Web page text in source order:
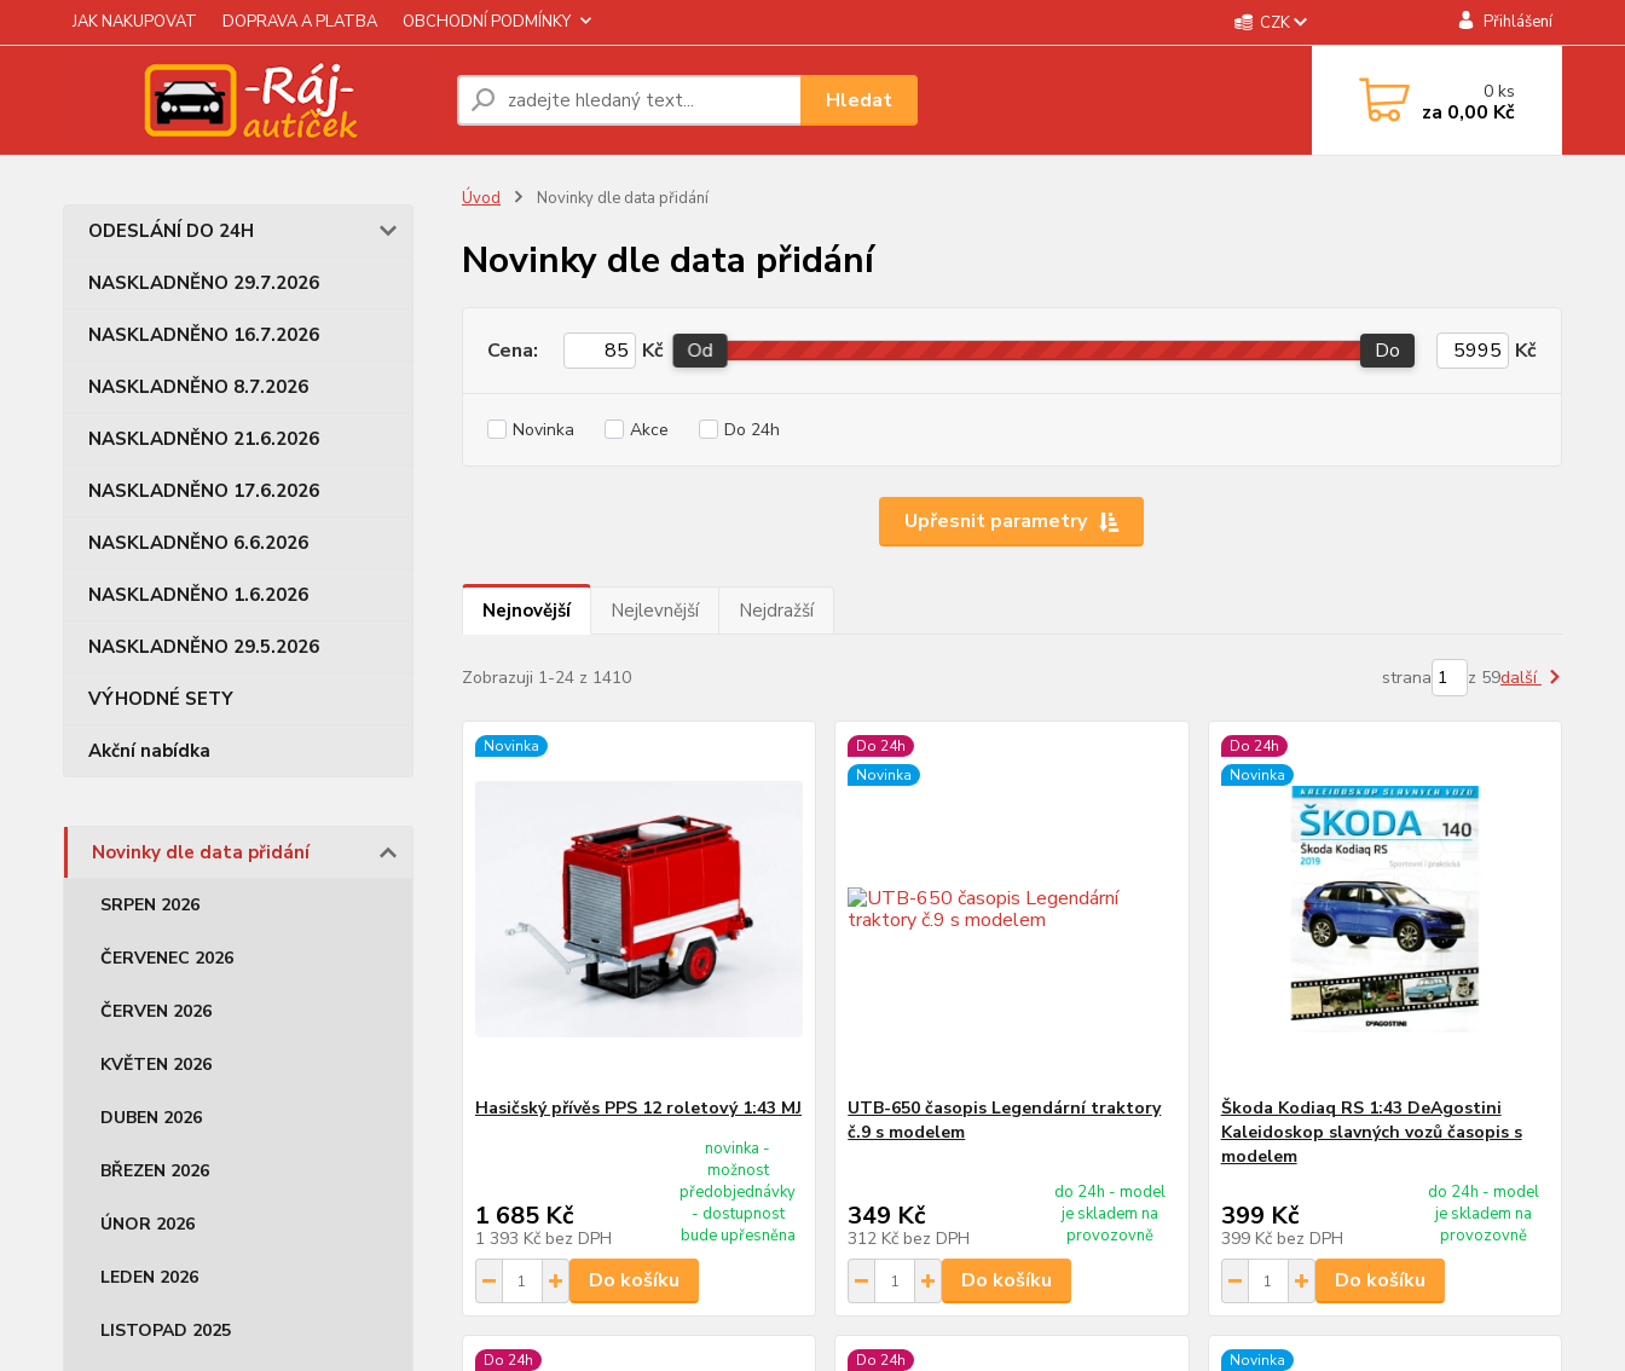
JAK NAKUPOVAT DOPRAVA A PLATBA OBCHODNÍ PODMÍNKY CZK Přihlášení
Hledat 0ks
za 0,00 Kč
ODESLÁNÍ DO 24H
NASKLADNĚNO 29.7.2026
NASKLADNĚNO 16.7.2026
NASKLADNĚNO 8.7.2026
NASKLADNĚNO 21.6.2026
NASKLADNĚNO 17.6.2026
NASKLADNĚNO 6.6.2026
NASKLADNĚNO 1.6.2026
NASKLADNĚNO 29.5.2026
VÝHODNÉ SETY
Akční nabídka
Novinky dle data přidání
SRPEN 2026
ČERVENEC 2026
ČERVEN 2026
KVĚTEN 2026
DUBEN 2026
BŘEZEN 2026
ÚNOR 2026
LEDEN 2026
LISTOPAD 2025
Úvod Novinky dle data přidání
Novinky dle data přidání
Upřesnit parametry
Cena: Kč Od Do Kč
Novinka Akce Do 24h
Nejnovější Nejlevnější Nejdražší
Zobrazuji 1-24 z 1410 strana z 59další
Novinka
Hasičský přívěs PPS 12 roletový 1:43 MJ
1 685 Kč
1 393 Kč bez DPH
novinka -
možnost
předobjednávky
- dostupnost
bude upřesněna
Do košíku
Do 24h
Novinka
UTB-650 časopis Legendární traktory
č.9 s modelem
349 Kč
312 Kč bez DPH
do 24h - model
je skladem na
provozovně
Do košíku
Do 24h
Novinka
Škoda Kodiaq RS 1:43 DeAgostini
Kaleidoskop slavných vozů časopis s
modelem
399 Kč
399 Kč bez DPH
do 24h - model
je skladem na
provozovně
Do košíku
Do 24h
Do 24h
Novinka